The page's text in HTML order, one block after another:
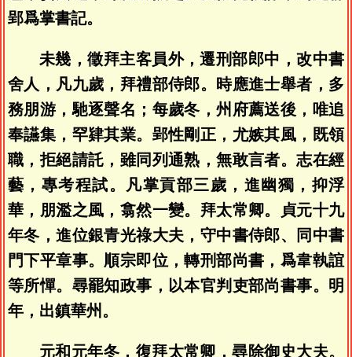
郢爲掌書記。
未幾，徵拜主客員外，遷刑部郎中，改中書
舍人，凡九歲，拜禮部侍郎。時應進士舉者，多
務朋游，馳逐聲名；每歲冬，州府薦送後，唯追
奉讌集，罕肄其業。郢性剛正，尤嫉其風，既領
職，拒絕請託，雖同列通熟，無敢言者。志在經
藝，專考程試。凡掌貢部三歲，進幽獨，抑浮
華，朋濫之風，翕然一變。拜太常卿。貞元十九
年冬，進位銀青光祿大夫，守中書侍郎、同中書
門下平章事。順宗即位，轉刑部尚書，爲韋執誼
等所憚。尋罷知政事，以本官判吏部尚書事。明
年，出鎮華州。
元和元年冬，復拜太常卿，尋除御史大夫。